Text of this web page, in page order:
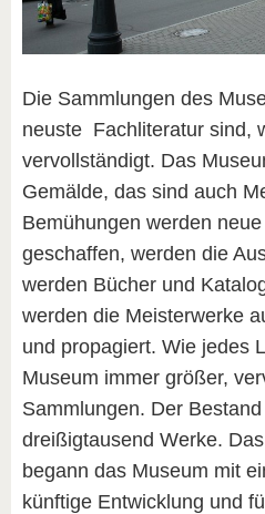
Die Sammlungen des
neuste Fachliteratur sind,
vervollständigt. Das
Gemälde, das sind auch
Bemühungen werden
geschaffen, werden die
werden Bücher und
werden die Meisterwerke
und propagiert. Wie jedes
Museum immer größer,
Sammlungen. Der
dreißigtausend Werke.
begann das Museum mit
künftige Entwicklung und